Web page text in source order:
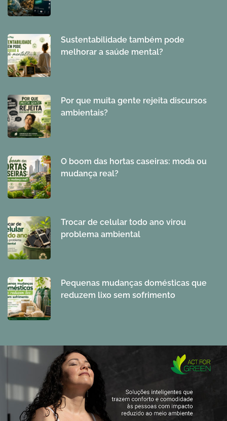
Sustentabilidade também pode
melhorar a saúde mental?
Por que muita gente rejeita discursos
ambientais?
O boom das hortas caseiras: moda ou
mudança real?
Trocar de celular todo ano virou
problema ambiental
Pequenas mudanças domésticas que
reduzem lixo sem sofrimento